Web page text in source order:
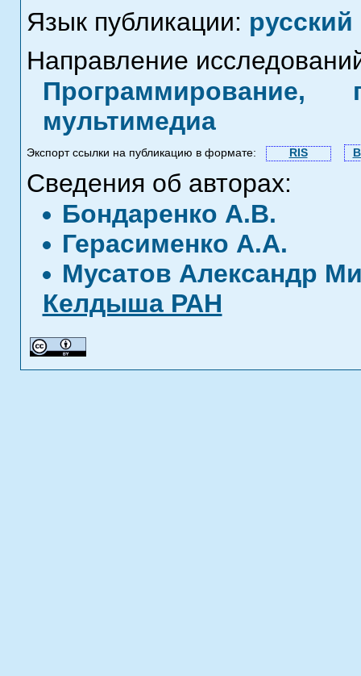
Язык публикации: русский
Направление
Программирование,
мультимедиа
Экспорт ссылки на публикацию в формате: RIS
Сведения об авторах:
Бондаренко А.В.
Герасименко А.А.
Мусатов Александр
Келдыша РАН